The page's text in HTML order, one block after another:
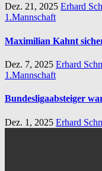
Dez. 21, 2025 Erhard
1.Mannschaft
Maximilian Kahnt
Dez. 7, 2025 Erhard
1.Mannschaft
Bundesligaabsteiger
Dez. 1, 2025 Erhard